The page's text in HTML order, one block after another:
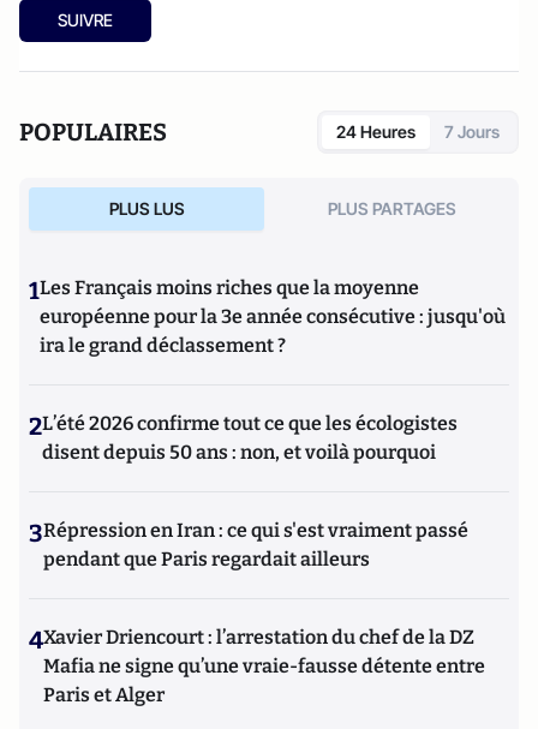
liens entre droit public, theologie et droit canonique dans la
littérature juridique allemande au XXème siècle dont la
SUIVRE
POPULAIRES 24 Heures 7 Jours
PLUS LUS PLUS PARTAGES
1Les Français moins riches que la moyenne
européenne pour la 3e année consécutive : jusqu'où
ira le grand déclassement ?
2L’été 2026 confirme tout ce que les écologistes
disent depuis 50 ans : non, et voilà pourquoi
3Répression en Iran : ce qui s'est vraiment passé
pendant que Paris regardait ailleurs
4Xavier Driencourt : l’arrestation du chef de la DZ
Mafia ne signe qu’une vraie-fausse détente entre
Paris et Alger